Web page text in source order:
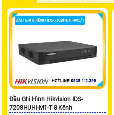
Đầu Ghi Hình Hikvision IDS-
7208HUHI-M1-T 8 Kênh